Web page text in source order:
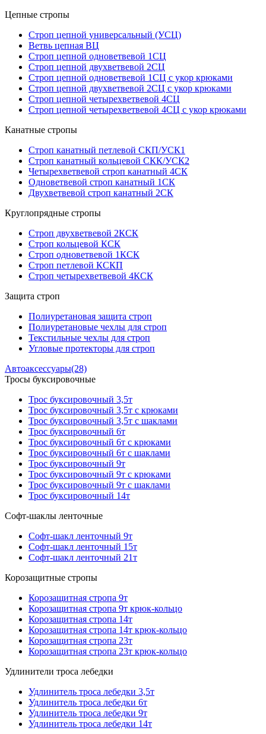
Цепные стропы
Строп цепной универсальный (УСЦ)
Ветвь цепная ВЦ
Строп цепной одноветвевой 1СЦ
Строп цепной двухветвевой 2СЦ
Строп цепной одноветвевой 1СЦ с укор крюками
Строп цепной двухветвевой 2СЦ с укор крюками
Строп цепной четырехветвевой 4СЦ
Строп цепной четырехветвевой 4СЦ с укор крюками
Канатные стропы
Строп канатный петлевой СКП/УСК1
Строп канатный кольцевой СКК/УСК2
Четырехветвевой строп канатный 4СК
Одноветвевой строп канатный 1СК
Двухветвевой строп канатный 2СК
Круглопрядные стропы
Строп двухветвевой 2КСК
Строп кольцевой КСК
Строп одноветвевой 1КСК
Строп петлевой КСКП
Строп четырехветвевой 4КСК
Защита строп
Полиуретановая защита строп
Полиуретановые чехлы для строп
Текстильные чехлы для строп
Угловые протекторы для строп
Автоаксессуары(28)
Тросы буксировочные
Трос буксировочный 3,5т
Трос буксировочный 3,5т с крюками
Трос буксировочный 3,5т с шаклами
Трос буксировочный 6т
Трос буксировочный 6т с крюками
Трос буксировочный 6т с шаклами
Трос буксировочный 9т
Трос буксировочный 9т с крюками
Трос буксировочный 9т с шаклами
Трос буксировочный 14т
Софт-шаклы ленточные
Софт-шакл ленточный 9т
Софт-шакл ленточный 15т
Софт-шакл ленточный 21т
Корозащитные стропы
Корозащитная стропа 9т
Корозащитная стропа 9т крюк-кольцо
Корозащитная стропа 14т
Корозащитная стропа 14т крюк-кольцо
Корозащитная стропа 23т
Корозащитная стропа 23т крюк-кольцо
Удлинители троса лебедки
Удлинитель троса лебедки 3,5т
Удлинитель троса лебедки 6т
Удлинитель троса лебедки 9т
Удлинитель троса лебедки 14т